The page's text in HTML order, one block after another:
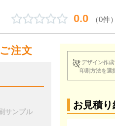
0.0 （0件）
注文
サンプル
デザイン作
印刷方法を選
お見積り